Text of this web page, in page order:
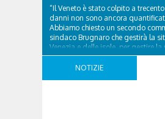
“Il Veneto è stato colpito a
danni non sono ancora
Abbiamo chiesto un secondo
sindaco Brugnaro che gestirà la
Venezia e delle isole, per gestire la
ripristino nei territori ella regione
piene di fiumi, frane, dissesti e
NOTIZIE